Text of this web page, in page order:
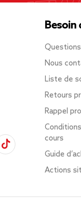
Besoin
Nous
Liste de
Retours
Rappel
cours
Guide
Actions